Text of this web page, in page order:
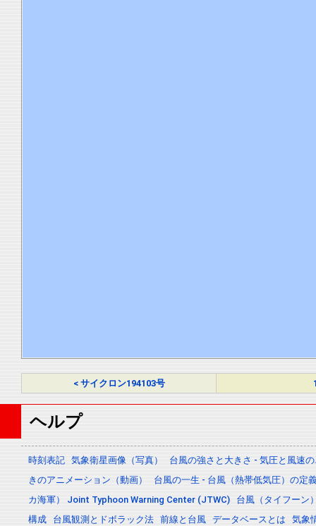
< サイクロン194103号
ヘルプ
時刻表記 気象衛星画像（写真）
台風の強さと大きさ - 気圧と風速
きのアニメーション（動画）
台風の一生 - 台風（熱帯低気圧）の定
カ海軍） Joint Typhoon Warning Center (JTWC)
台風（タイフーン
構成
台風観測とドボラック法 前線と台風 データベースとは 気象